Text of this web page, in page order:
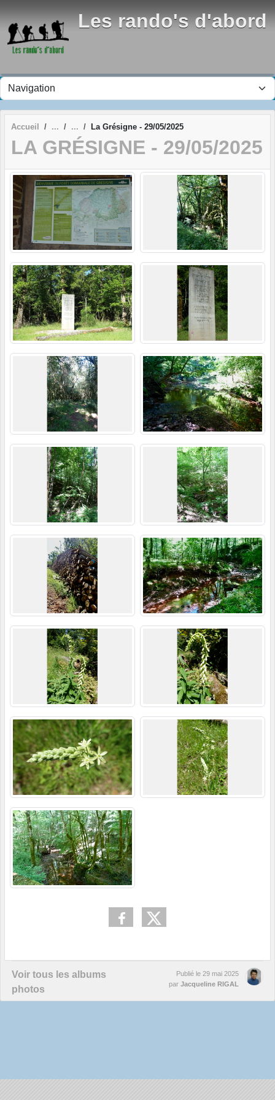
Les rando's d'abord
Accueil La Grésigne - 29/05/2025
LA GRÉSIGNE - 29/05/2025
Voir tous les albums
photos
Publié le 29 mai 2025
par Jacqueline RIGAL